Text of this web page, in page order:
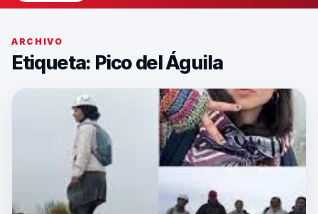
ARCHIVO
Etiqueta: Pico del Águila